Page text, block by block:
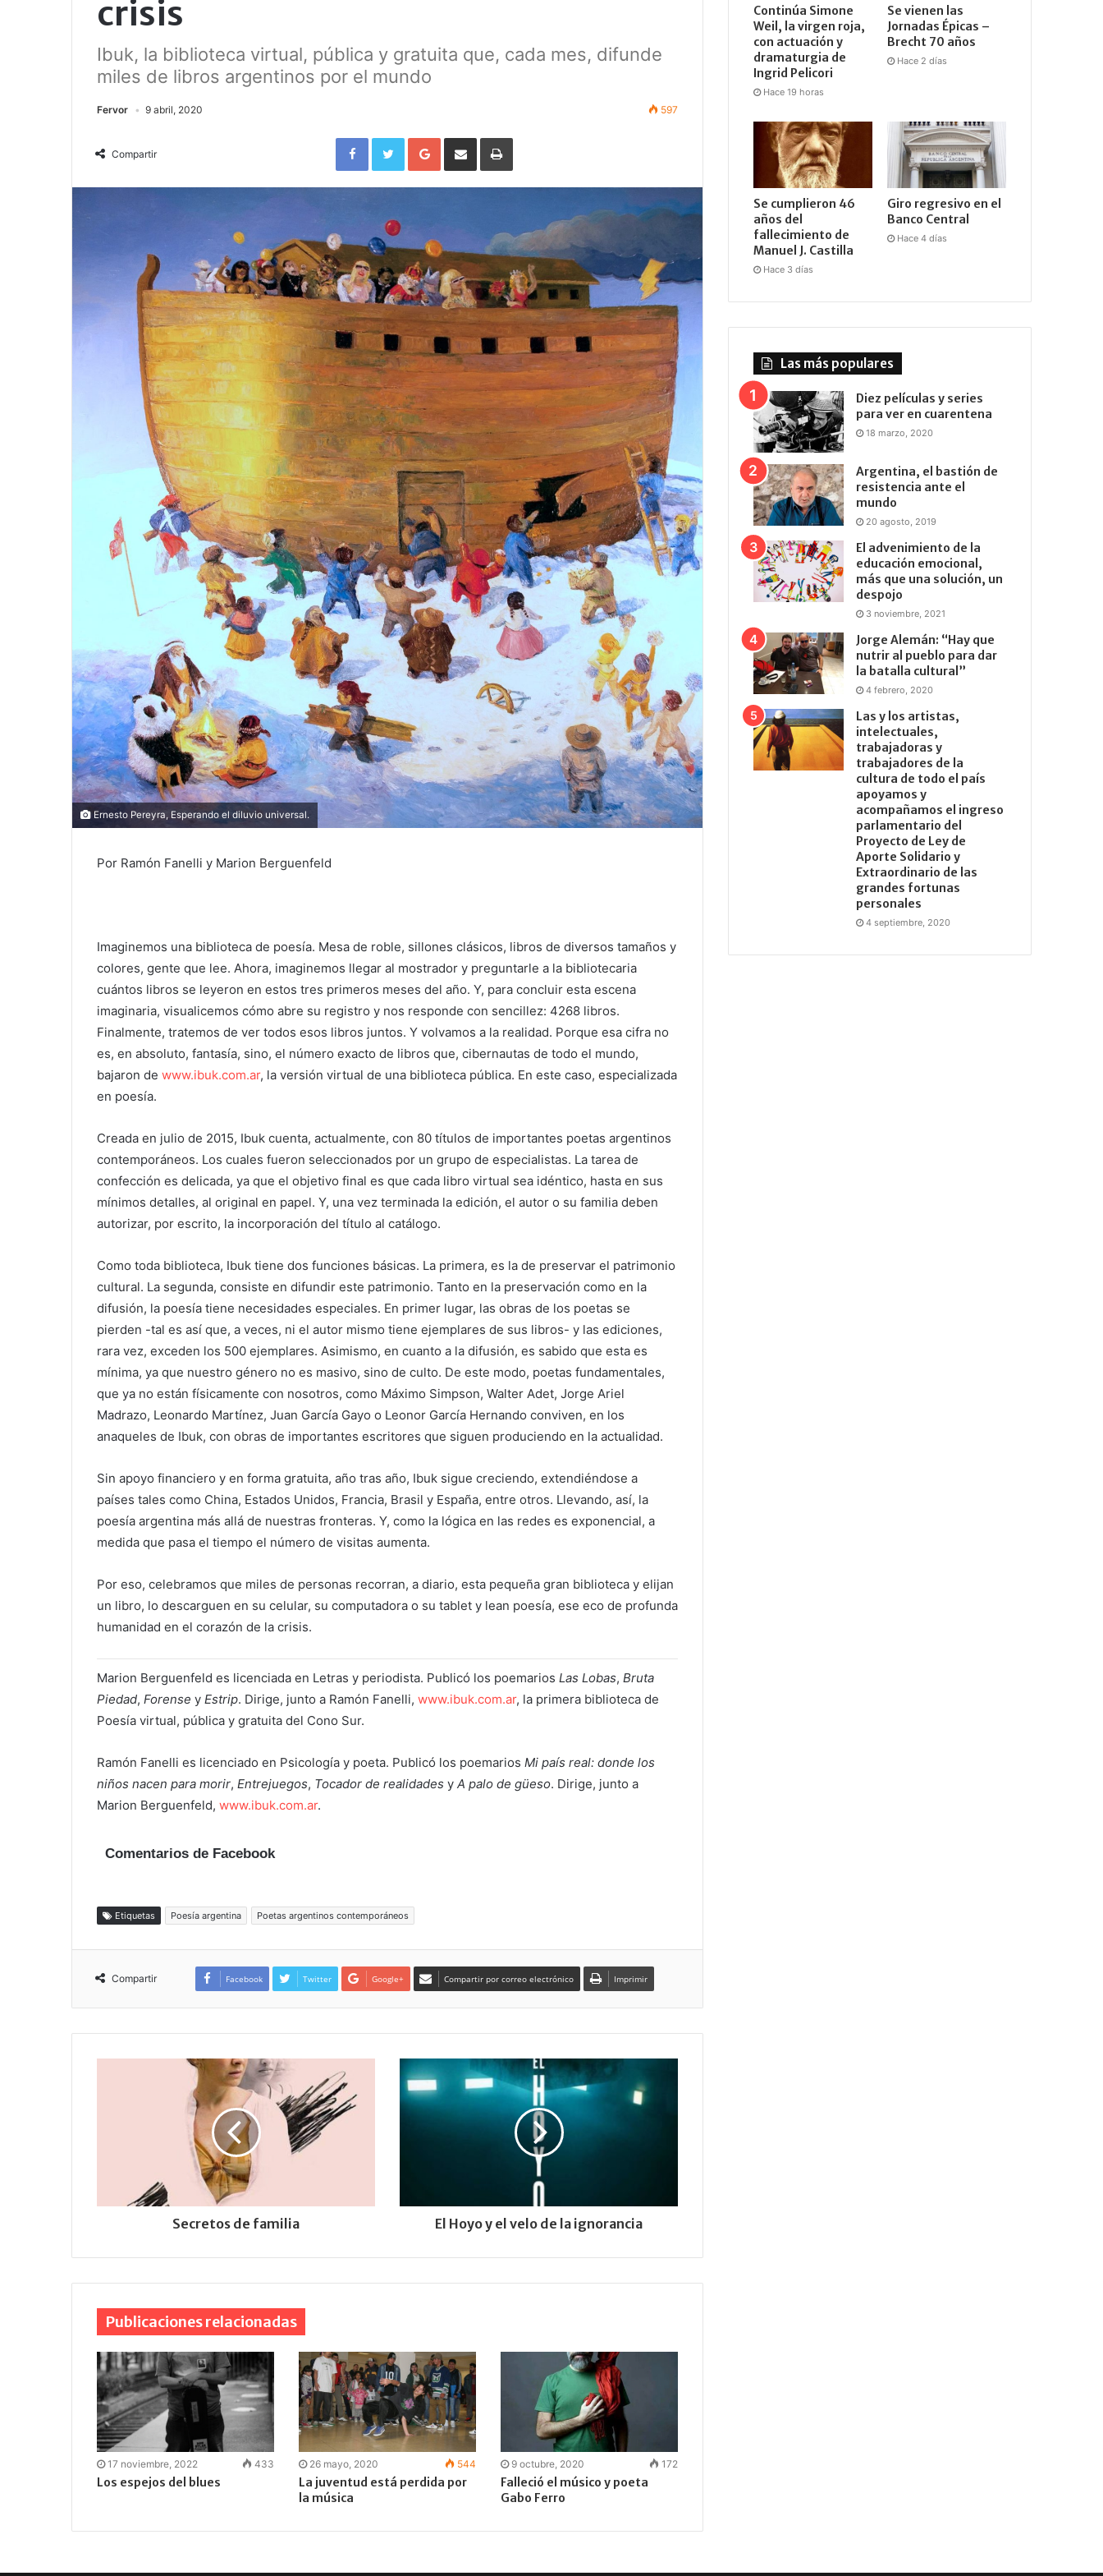
crisis
Ibuk, la biblioteca virtual, pública y gratuita que, cada mes, difunde
miles de libros argentinos por el mundo
Fervor 9 abril, 2020 597
Compartir
FacebookTwitterGoogle+Compartir por correo electrónicoImprimir
Ernesto Pereyra, Esperando el diluvio universal.
Por Ramón Fanelli y Marion Berguenfeld
Imaginemos una biblioteca de poesía. Mesa de roble, sillones clásicos, libros de diversos tamaños y
colores, gente que lee. Ahora, imaginemos llegar al mostrador y preguntarle a la bibliotecaria
cuántos libros se leyeron en estos tres primeros meses del año. Y, para concluir esta escena
imaginaria, visualicemos cómo abre su registro y nos responde con sencillez: 4268 libros.
Finalmente, tratemos de ver todos esos libros juntos. Y volvamos a la realidad. Porque esa cifra no
es, en absoluto, fantasía, sino, el número exacto de libros que, cibernautas de todo el mundo,
bajaron de www.ibuk.com.ar, la versión virtual de una biblioteca pública. En este caso, especializada
en poesía.
Creada en julio de 2015, Ibuk cuenta, actualmente, con 80 títulos de importantes poetas argentinos
contemporáneos. Los cuales fueron seleccionados por un grupo de especialistas. La tarea de
confección es delicada, ya que el objetivo final es que cada libro virtual sea idéntico, hasta en sus
mínimos detalles, al original en papel. Y, una vez terminada la edición, el autor o su familia deben
autorizar, por escrito, la incorporación del título al catálogo.
Como toda biblioteca, Ibuk tiene dos funciones básicas. La primera, es la de preservar el patrimonio
cultural. La segunda, consiste en difundir este patrimonio. Tanto en la preservación como en la
difusión, la poesía tiene necesidades especiales. En primer lugar, las obras de los poetas se
pierden -tal es así que, a veces, ni el autor mismo tiene ejemplares de sus libros- y las ediciones,
rara vez, exceden los 500 ejemplares. Asimismo, en cuanto a la difusión, es sabido que esta es
mínima, ya que nuestro género no es masivo, sino de culto. De este modo, poetas fundamentales,
que ya no están físicamente con nosotros, como Máximo Simpson, Walter Adet, Jorge Ariel
Madrazo, Leonardo Martínez, Juan García Gayo o Leonor García Hernando conviven, en los
anaqueles de Ibuk, con obras de importantes escritores que siguen produciendo en la actualidad.
Sin apoyo financiero y en forma gratuita, año tras año, Ibuk sigue creciendo, extendiéndose a
países tales como China, Estados Unidos, Francia, Brasil y España, entre otros. Llevando, así, la
poesía argentina más allá de nuestras fronteras. Y, como la lógica en las redes es exponencial, a
medida que pasa el tiempo el número de visitas aumenta.
Por eso, celebramos que miles de personas recorran, a diario, esta pequeña gran biblioteca y elijan
un libro, lo descarguen en su celular, su computadora o su tablet y lean poesía, ese eco de profunda
humanidad en el corazón de la crisis.
Marion Berguenfeld es licenciada en Letras y periodista. Publicó los poemarios Las Lobas, Bruta
Piedad, Forense y Estrip. Dirige, junto a Ramón Fanelli, www.ibuk.com.ar, la primera biblioteca de
Poesía virtual, pública y gratuita del Cono Sur.
Ramón Fanelli es licenciado en Psicología y poeta. Publicó los poemarios Mi país real: donde los
niños nacen para morir, Entrejuegos, Tocador de realidades y A palo de güeso. Dirige, junto a
Marion Berguenfeld, www.ibuk.com.ar.
Comentarios de Facebook
Etiquetas Poesía argentina Poetas argentinos contemporáneos
Compartir Facebook Twitter Google+ Compartir por correo electrónico Imprimir
Secretos de familia El Hoyo y el velo de la ignorancia
Publicaciones relacionadas
17 noviembre, 2022 433
Los espejos del blues
26 mayo, 2020 544
La juventud está perdida por
la música
9 octubre, 2020 172
Falleció el músico y poeta
Gabo Ferro
Continúa Simone
Weil, la virgen roja,
con actuación y
dramaturgia de
Ingrid Pelicori
Hace 19 horas
Se vienen las
Jornadas Épicas –
Brecht 70 años
Hace 2 días
Se cumplieron 46
años del
fallecimiento de
Manuel J. Castilla
Hace 3 días
Giro regresivo en el
Banco Central
Hace 4 días
Las más populares
Diez películas y series
para ver en cuarentena
18 marzo, 2020
Argentina, el bastión de
resistencia ante el
mundo
20 agosto, 2019
El advenimiento de la
educación emocional,
más que una solución, un
despojo
3 noviembre, 2021
Jorge Alemán: “Hay que
nutrir al pueblo para dar
la batalla cultural”
4 febrero, 2020
Las y los artistas,
intelectuales,
trabajadoras y
trabajadores de la
cultura de todo el país
apoyamos y
acompañamos el ingreso
parlamentario del
Proyecto de Ley de
Aporte Solidario y
Extraordinario de las
grandes fortunas
personales
4 septiembre, 2020